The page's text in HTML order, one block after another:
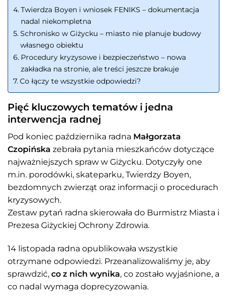
Twierdza Boyen i wniosek FENIKS – dokumentacja
nadal niekompletna
Schronisko w Giżycku – miasto nie planuje budowy
własnego obiektu
Procedury kryzysowe i bezpieczeństwo – nowa
zakładka na stronie, ale treści jeszcze brakuje
Co łączy te wszystkie odpowiedzi?
Pięć kluczowych tematów i jedna
interwencja radnej
Pod koniec października radna Małgorzata
Czopińska zebrała pytania mieszkańców dotyczące
najważniejszych spraw w Giżycku. Dotyczyły one
m.in. porodówki, skateparku, Twierdzy Boyen,
bezdomnych zwierząt oraz informacji o procedurach
kryzysowych.
Zestaw pytań radna skierowała do Burmistrz Miasta i
Prezesa Giżyckiej Ochrony Zdrowia.
14 listopada radna opublikowała wszystkie
otrzymane odpowiedzi. Przeanalizowaliśmy je, aby
sprawdzić, co z nich wynika, co zostało wyjaśnione, a
co nadal wymaga doprecyzowania.